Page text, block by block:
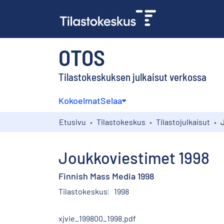
OTOS
Tilastokeskuksen julkaisut verkossa
KokoelmatSelaa
Etusivu Tilastokeskus Tilastojulkaisut
Joukkoviestimet 1998
Finnish Mass Media 1998
Tilastokeskus 1998
xjvie_199800_1998.pdf